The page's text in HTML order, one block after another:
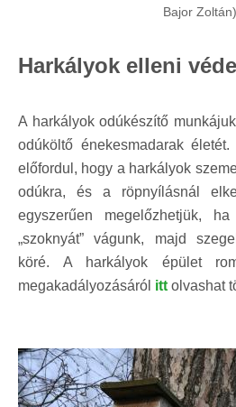
Bajor Zoltán).
Harkályok elleni
A harkályok odúkészítő
odúköltő énekesmadarak
előfordul, hogy a harkályok
odúkra, és a röpnyílásnál
egyszerűen megelőzhetjük,
„szoknyát” vágunk, majd
köré. A harkályok épület
megakadályozásáról itt olvashat